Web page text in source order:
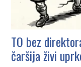
TO bez
čaršija živi